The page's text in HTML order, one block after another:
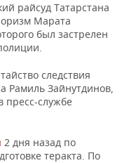
райсуд Татарстана
Марата
был застрелен
следствия
Рамиль Зайнутдинов,
пресс-службе
2 дня назад по
теракта. По